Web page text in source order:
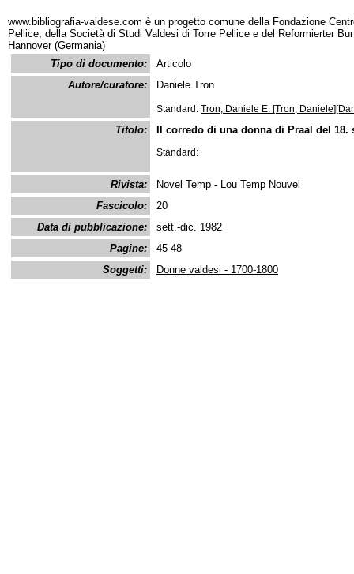
www.bibliografia-valdese.com è un progetto comune della Fondazione
Pellice, della Società di Studi Valdesi di Torre Pellice e del Reformierter
Hannover (Germania)
Tipo di documento:
Articolo
Autore/curatore:
Daniele Tron
Standard: Tron, Daniele E. [Tron,
Titolo: Il corredo di una donna di Praal del 18.
Standard:
Rivista:
Novel Temp - Lou Temp Nouvel
Fascicolo:
20
Data di pubblicazione:
sett.-dic. 1982
Pagine:
45-48
Soggetti:
Donne valdesi - 1700-1800